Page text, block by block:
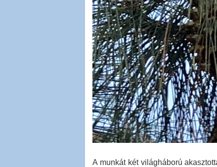
A munkát két világháború